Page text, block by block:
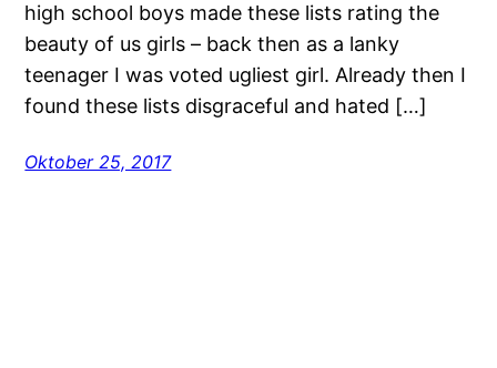
high school boys made these lists rating the
beauty of us girls – back then as a lanky
teenager I was voted ugliest girl. Already then I
found these lists disgraceful and hated […]
Oktober 25, 2017